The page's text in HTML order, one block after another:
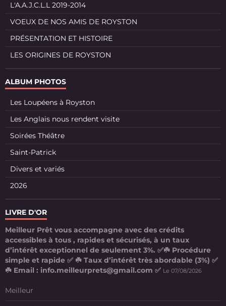
L'A.A.J.C.L.L 2019-2014
VOEUX DE NOS AMIS DE ROYSTON
PRÉSENTATION ET HISTOIRE
LES ORIGINES DE ROYSTON
ALBUM PHOTOS
Les Loupéens à Royston
Les Anglais nous rendent visite
Soirées Théâtre
Saint-Patrick
Divers et variés
2026
LIVRE D'OR
Meilleur Prêt vous accompagne avec des crédits
accessibles à tous , rapides et sécurisés, à un taux
d’intérêt exceptionnel de seulement 3%. ✅☘️ Procédure
simple et rapide ✅ ☘️ Taux d’intérêt très abordable (3%) ✅
☘️ Email : info.meilleurprets@gmail.com ✅ Le 07/08/2026
Meilleur